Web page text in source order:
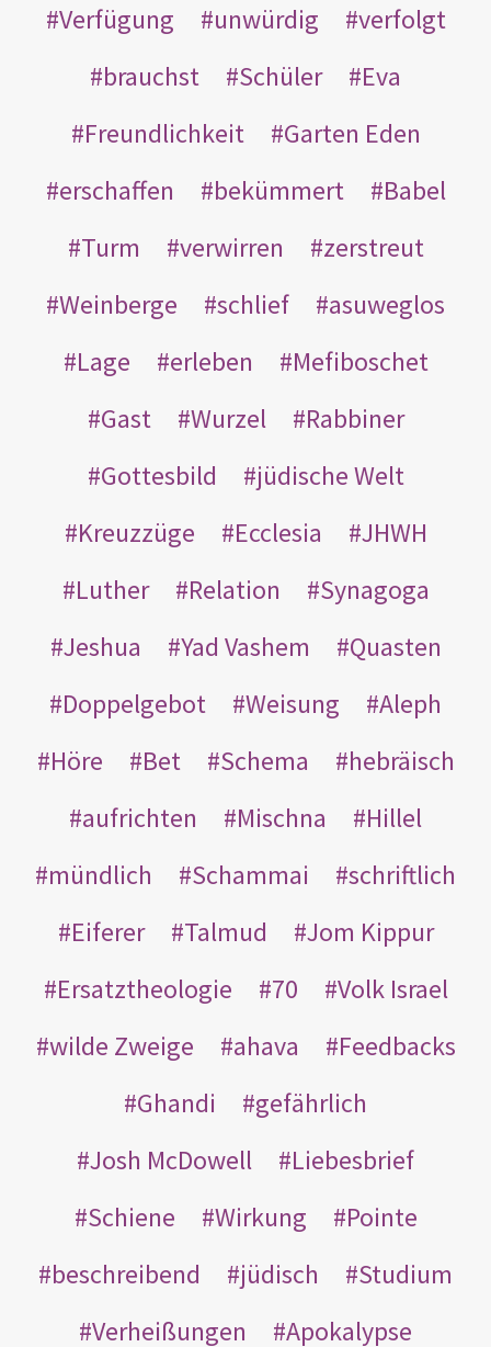
Verfügung
unwürdig
verfolgt
brauchst
Schüler
Eva
Freundlichkeit
Garten Eden
erschaffen
bekümmert
Babel
Turm
verwirren
zerstreut
Weinberge
schlief
asuweglos
Lage
erleben
Mefiboschet
Gast
Wurzel
Rabbiner
Gottesbild
jüdische Welt
Kreuzzüge
Ecclesia
JHWH
Luther
Relation
Synagoga
Jeshua
Yad Vashem
Quasten
Doppelgebot
Weisung
Aleph
Höre
Bet Schema
hebräisch
aufrichten
Mischna
Hillel
mündlich
Schammai
schriftlich
Eiferer
Talmud
Jom Kippur
Ersatztheologie
70
Volk Israel
wilde Zweige
ahava
Feedbacks
Ghandi
gefährlich
Josh McDowell
Liebesbrief
Schiene
Wirkung
Pointe
beschreibend
jüdisch
Studium
Verheißungen
Apokalypse